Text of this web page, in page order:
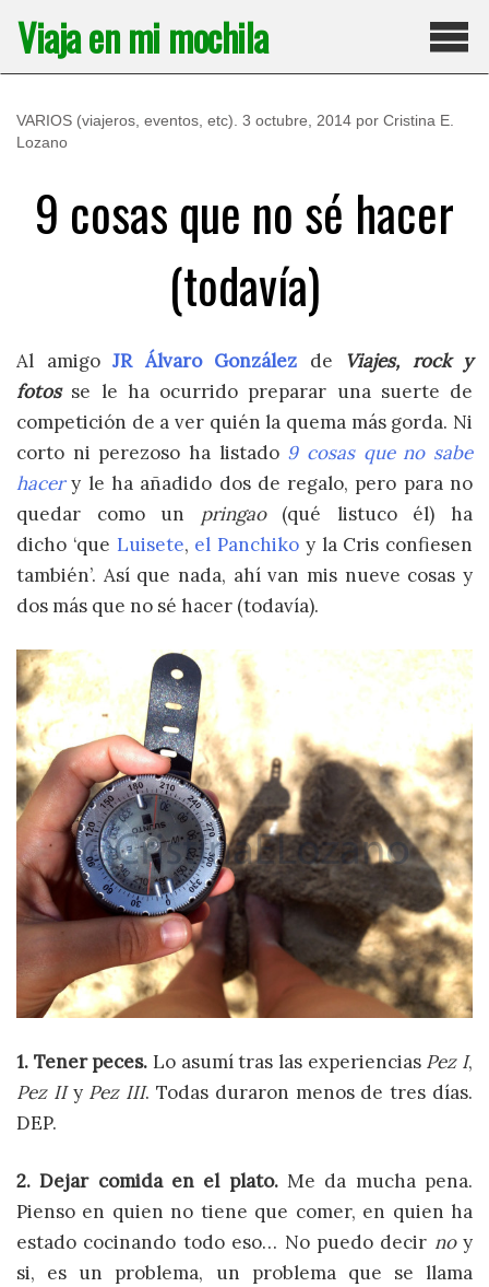
contenido
Viaja en mi mochila
VARIOS (viajeros, eventos, etc) 3 octubre, 2014 por Cristina E.
Lozano
9 cosas que no sé hacer
(todavía)
Al amigo JR Álvaro González de Viajes, rock y
fotosse le ha ocurrido preparar una suerte de
competición de a ver quién la quema más gorda. Ni
corto ni perezoso ha listado 9 cosas que no sabe
hacery le ha añadido dos de regalo, pero para no
quedar como un pringao (qué listuco él)
ha
dicho ‘que Luisete, el Panchiko y la Cris confiesen
también’. Así que nada, ahí van mis nueve cosas y
dos más que no sé hacer (todavía).
1. Tener peces. Lo asumí tras las experiencias Pez I,
Pez IIy Pez III. Todas duraron menos de tres días.
DEP.
2. Dejar comida en el plato.Me da mucha pena.
Pienso en quien no tiene que comer, en quien ha
estado cocinando todo eso… No puedo decir noy
si, es un problema, un problema que se llama